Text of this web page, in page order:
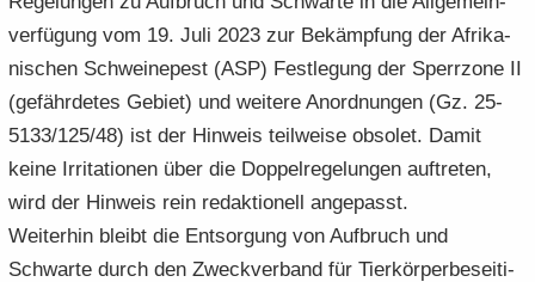
ver­fü­gung vom 19. Juli 2023 zur Be­kämp­fung der Afri­ka­
ni­schen Schwei­ne­pest (ASP) Fest­le­gung der Sperr­zo­ne II
(ge­fähr­de­tes Ge­biet) und wei­te­re An­ord­nun­gen (Gz. 25-
5133/125/48) ist der Hin­weis teil­wei­se ob­so­let. Damit
keine Ir­ri­ta­tio­nen über die Dop­pel­re­ge­lun­gen auf­tre­ten,
wird der Hin­weis rein re­dak­tio­nell an­ge­passt.
Wei­ter­hin bleibt die Ent­sor­gung von Auf­bruch und
Schwar­te durch den Zweck­ver­band für Tier­kör­per­be­sei­ti­